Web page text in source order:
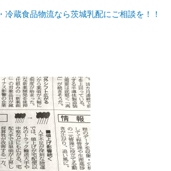
冷蔵食品物流なら茨城乳配にご相談を！！